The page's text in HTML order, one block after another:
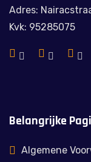
Adres:
Kvk: 95285075
Belangrijke
Algemene